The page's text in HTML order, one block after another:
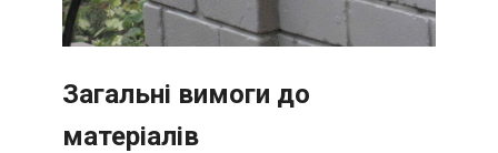
Загальні вимоги до
матеріалів